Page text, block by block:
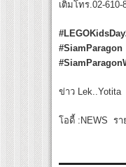
เติมโทร.02-610-
#SiamParagon
ข่าว Lek..Yotita
โอดี้ :NEWS รา